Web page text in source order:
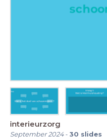
interieurzorg
September 2024-30 slides